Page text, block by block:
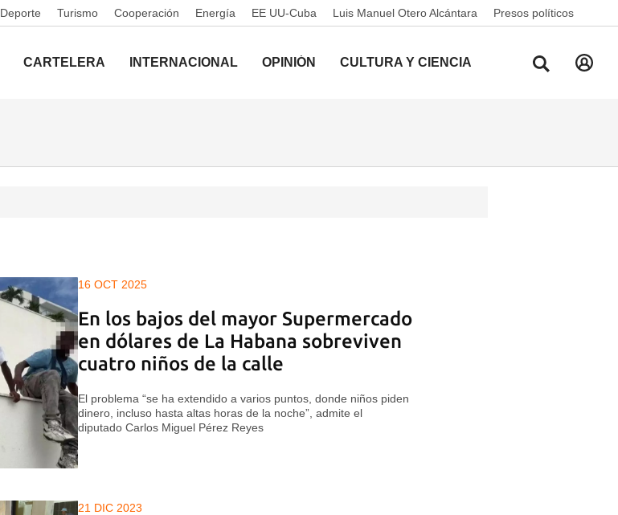
Deporte Turismo Cooperación Energía EE UU-Cuba Luis Manuel Otero Alcántara Presos políticos
CARTELERA INTERNACIONAL OPINIÓN CULTURA Y CIENCIA
16 OCT 2025
En los bajos del mayor Supermercado
en dólares de La Habana sobreviven
cuatro niños de la calle
El problema “se ha extendido a varios puntos, donde niños piden
dinero, incluso hasta altas horas de la noche”, admite el
diputado Carlos Miguel Pérez Reyes
21 DIC 2023